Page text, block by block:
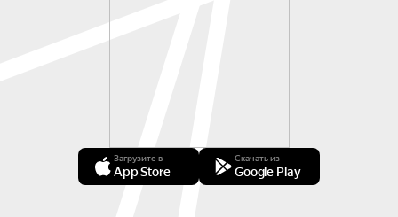
Загрузите в
App Store
Скачать из
Google Play